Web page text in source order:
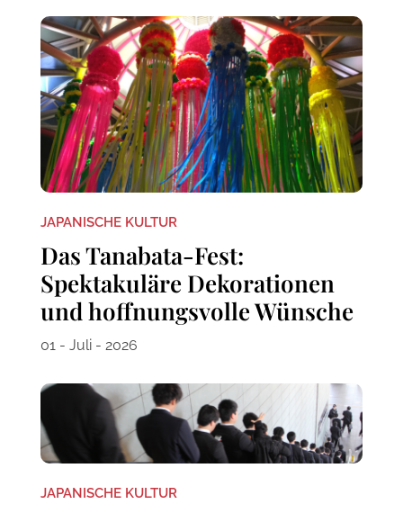
JAPANISCHE KULTUR
Das Tanabata-Fest:
Spektakuläre Dekorationen
und hoffnungsvolle Wünsche
01 - Juli - 2026
JAPANISCHE KULTUR